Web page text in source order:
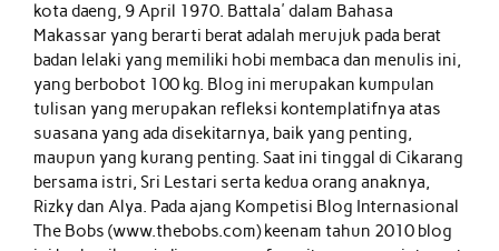
kota daeng, 9 April 1970. Battala' dalam Bahasa
Makassar yang berarti berat adalah merujuk pada berat
badan lelaki yang memiliki hobi membaca dan menulis ini,
yang berbobot 100 kg. Blog ini merupakan kumpulan
tulisan yang merupakan refleksi kontemplatifnya atas
suasana yang ada disekitarnya, baik yang penting,
maupun yang kurang penting. Saat ini tinggal di Cikarang
bersama istri, Sri Lestari serta kedua orang anaknya,
Rizky dan Alya. Pada ajang Kompetisi Blog Internasional
The Bobs (www.thebobs.com) keenam tahun 2010 blog